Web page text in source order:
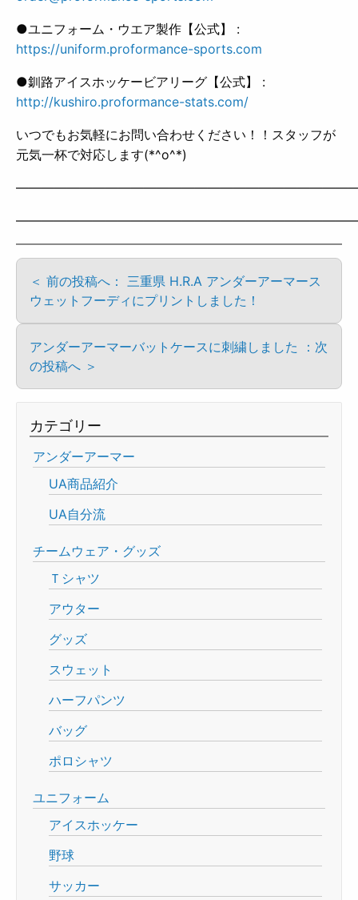
●ユニフォーム・ウエア製作【公式】 :
https://uniform.proformance-sports.com
●釧路アイスホッケービアリーグ【公式】 :
http://kushiro.proformance-stats.com/
いつでもお気軽にお問い合わせください！！スタッフが
元気一杯で対応します(*^o^*)
＜ 前の投稿へ： 三重県 H.R.A アンダーアーマース
ウェットフーディにプリントしました！
アンダーアーマーバットケースに刺繍しました ：次
の投稿へ ＞
カテゴリー
アンダーアーマー
UA商品紹介
UA自分流
チームウェア・グッズ
Ｔシャツ
アウター
グッズ
スウェット
ハーフパンツ
バッグ
ポロシャツ
ユニフォーム
アイスホッケー
野球
サッカー